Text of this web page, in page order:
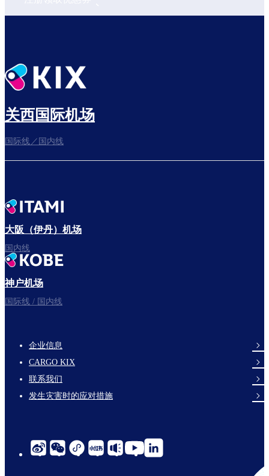
关西国际机场
国际线／国内线
大阪（伊丹）机场
国内线
神户机场
国际线 / 国内线
footer-
links-
en-
企业信息
CARGO KIX
联系我们
发生灾害时的应对措施
social-